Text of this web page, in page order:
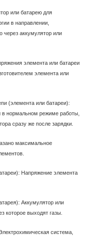
или батарею для
в направлении,
через аккумулятор или
элемента или батареи
элемента или
(элемента или батареи):
в нормальном режиме работы,
сразу же после зарядки.
максимальное
Напряжение элемента
Аккумулятор или
которое выходят газы.
система,